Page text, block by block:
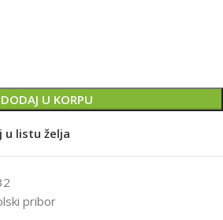
DODAJ U KORPU
u listu želja
pribor